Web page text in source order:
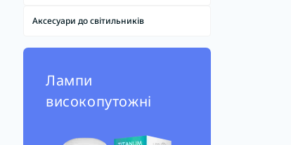
Шинопровід не магнітний
Аксесуари до світильників
Лампи
високопутожні